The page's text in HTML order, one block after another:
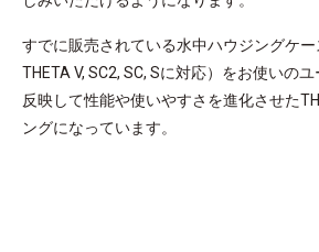
すでに販売されている水中ハウジングケー
THETA V, SC2, SC, Sに対応）をお使いの
反映して性能や使いやすさを進化させた
ングになっています。